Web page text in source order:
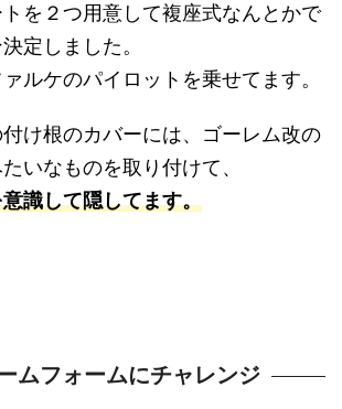
を２つ用意して複座式なんとかで
定しました。
ルケのパイロットを乗せてます。
け根のカバーには、ゴーレム改の
いなものを取り付けて、
識して隠してます。
ムフォームにチャレンジ